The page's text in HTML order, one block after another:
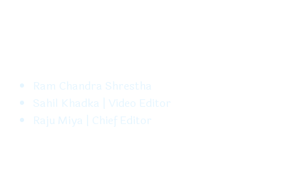
Ram Chandra Shrestha
Sahil Khadka | Video Editor
Raju Miya | Chief Editor